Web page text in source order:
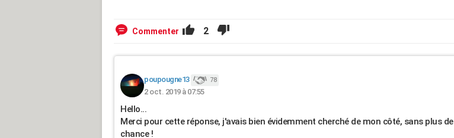
Commenter 2
poupougne13 78
2 oct. 2019 à 07:55
Hello...
Merci pour cette réponse, j'avais bien évidemment cherché de mon côté, sans plus de
chance !